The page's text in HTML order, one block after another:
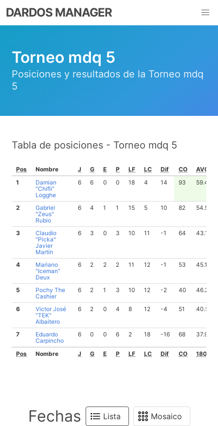
DARDOS MANAGER
Torneo mdq 5
Posiciones y resultados de la Torneo mdq
5
Tabla de posiciones - Torneo mdq 5
Pos Nombre J G E P LF LC Dif CO
AVG
1
Damian
"Chifli"
Logghe
6 6 0 0 18 4 14 93 59.44
2
Gabriel
"Zeus"
Rubio
6 4 1 1 15 5 10 82 54.50
3
Claudio
"Picka"
Javier
Martín
6 3 0 3 10 11 -1 64 43.13
4
Mariano
"Iceman"
Deux
6 2 2 2 11 12 -1 53 45.10
5
Pochy The
Cashier
6 2 1 3 10 12 -2 40 46.27
6
Victor José
"TEK"
Albaitero
6 2 0 4 8 12 -4 51 40.50
7
Eduardo
Carpincho
6 0 0 6 2 18 -16 68 37.99
Pos Nombre J G E P LF LC Dif CO 180
Fechas Lista Mosaico